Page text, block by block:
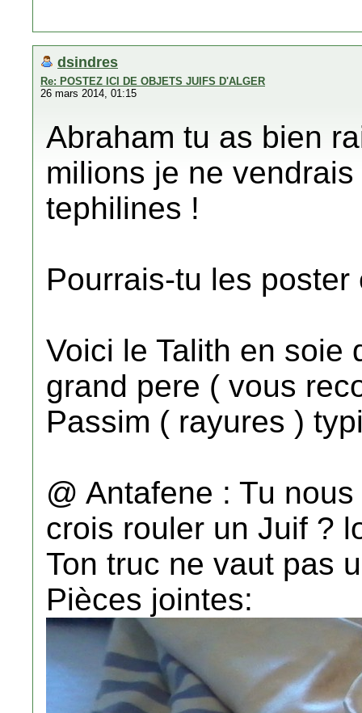
dsindres
Re: POSTEZ ICI DE OBJETS JUIFS D'ALGER
26 mars 2014, 01:15
Abraham tu as bien
milions je ne
tephilines !
Pourrais-tu les
Voici le Talith en soie
grand pere ( vous
Passim ( rayures )
@ Antafene : Tu
crois rouler un Juif ?
Ton truc ne vaut pas
Pièces jointes: